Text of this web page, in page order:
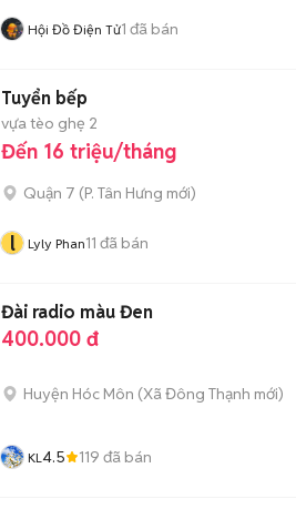
Hội Đồ Điện Tử1 đã bán
Tuyển bếp
vựa tèo ghẹ 2
Đến 16 triệu/tháng
Quận 7 (P. Tân Hưng mới)
l Lyly Phan11 đã bán
Đài radio màu Đen
400.000 đ
Huyện Hóc Môn (Xã Đông Thạnh mới)
KL4.5 119 đã bán